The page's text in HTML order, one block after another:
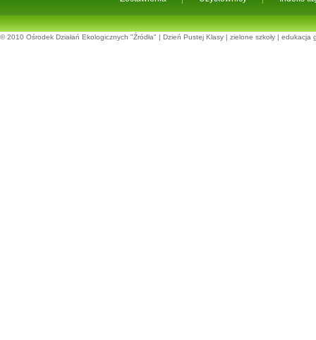
© 2010 Ośrodek Działań Ekologicznych "Źródła" | Dzień Pustej Klasy | zielone szkoły | edukacja